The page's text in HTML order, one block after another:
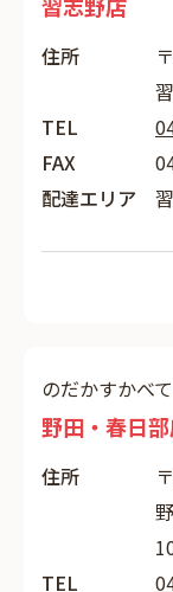
住所
TEL
FAX
配達エリア
のだかすかべ
野田・春日
住所
TEL